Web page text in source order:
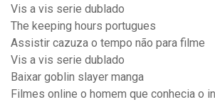
Vis a vis serie dublado
The keeping hours portugues
Assistir cazuza o tempo não para filme
Vis a vis serie dublado
Baixar goblin slayer manga
Filmes online o homem que conhecia o